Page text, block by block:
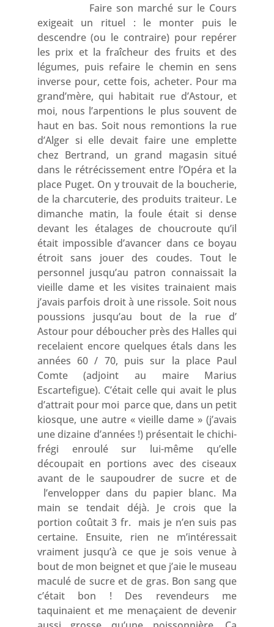
Faire son marché sur le Cours
exigeait un rituel : le monter puis le
descendre (ou le contraire) pour repérer
les prix et la fraîcheur des fruits et des
légumes, puis refaire le chemin en sens
inverse pour, cette fois, acheter. Pour ma
grand’mère, qui habitait rue d’Astour, et
moi, nous l’arpentions le plus souvent de
haut en bas. Soit nous remontions la rue
d’Alger si elle devait faire une emplette
chez Bertrand, un grand magasin situé
dans le rétrécissement entre l’Opéra et la
place Puget. On y trouvait de la boucherie,
de la charcuterie, des produits traiteur. Le
dimanche matin, la foule était si dense
devant les étalages de choucroute qu’il
était impossible d’avancer dans ce boyau
étroit sans jouer des coudes. Tout le
personnel jusqu’au patron connaissait la
vieille dame et les visites trainaient mais
j’avais parfois droit à une rissole. Soit nous
poussions jusqu’au bout de la rue d’
Astour pour déboucher près des Halles qui
recelaient encore quelques étals dans les
années 60 / 70, puis sur la place Paul
Comte (adjoint au maire Marius
Escartefigue). C’était celle qui avait le plus
d’attrait pour moi parce que, dans un petit
kiosque, une autre « vieille dame » (j’avais
une dizaine d’années !) présentait le chichi-
frégi enroulé sur lui-même qu’elle
découpait en portions avec des ciseaux
avant de le saupoudrer de sucre et de
l’envelopper dans du papier blanc. Ma
main se tendait déjà. Je crois que la
portion coûtait 3 fr. mais je n’en suis pas
certaine. Ensuite, rien ne m’intéressait
vraiment jusqu’à ce que je sois venue à
bout de mon beignet et que j’aie le museau
maculé de sucre et de gras. Bon sang que
c’était bon ! Des revendeurs me
taquinaient et me menaçaient de devenir